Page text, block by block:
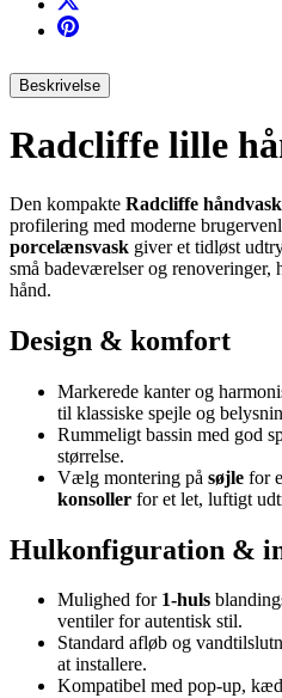
Beskrivelse
Radcliffe lille
Den kompakte Radcliffe håndvask
profilering med moderne
porcelænsvask giver et tidløst
små badeværelser og renoveringer,
hånd.
Design & komfort
Markerede kanter og
til klassiske spejle og
Rummeligt bassin med god
størrelse.
Vælg montering på søjle for
konsoller for et let, luftigt
Hulkonfiguration &
Mulighed for 1-huls
ventiler for autentisk stil.
Standard afløb og
at installere.
Kompatibel med pop-up,